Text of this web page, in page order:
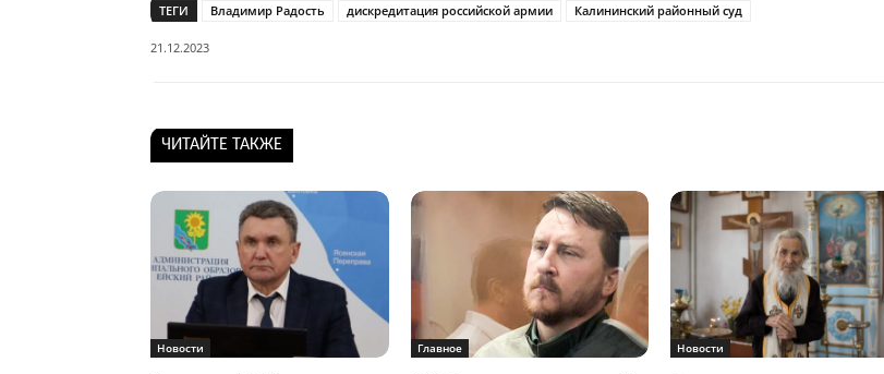
ТЕГИ Владимир Радость дискредитация российской армии Калининский районный суд
21.12.2023
ЧИТАЙТЕ ТАКЖЕ
Новости Главное Новости